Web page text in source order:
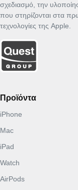
σχεδιασμό, την
που στηρίζονται στα
τεχνολογίες της Apple.
Προϊόντα
iPhone
Mac
iPad
Watch
AirPods